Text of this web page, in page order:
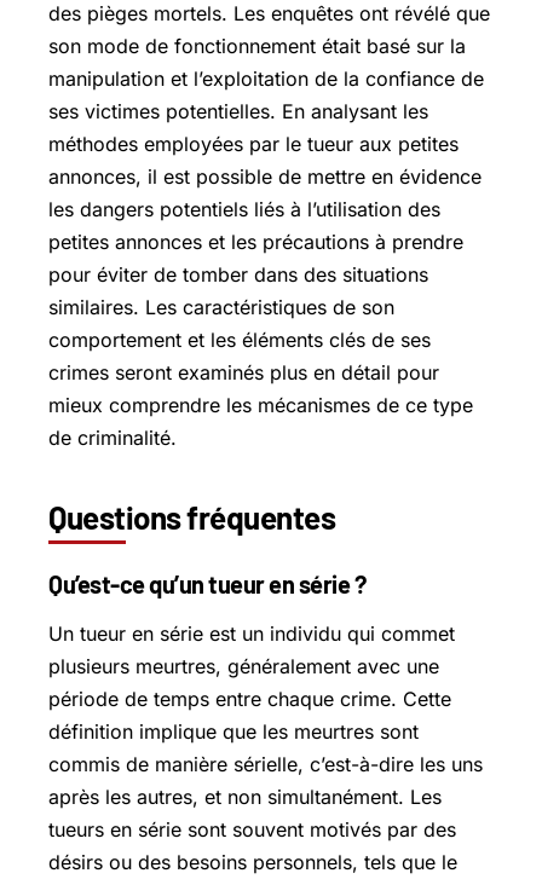
des pièges mortels. Les enquêtes ont révélé que
son mode de fonctionnement était basé sur la
manipulation et l’exploitation de la confiance de
ses victimes potentielles. En analysant les
méthodes employées par le tueur aux petites
annonces, il est possible de mettre en évidence
les dangers potentiels liés à l’utilisation des
petites annonces et les précautions à prendre
pour éviter de tomber dans des situations
similaires. Les caractéristiques de son
comportement et les éléments clés de ses
crimes seront examinés plus en détail pour
mieux comprendre les mécanismes de ce type
de criminalité.
Questions fréquentes
Qu’est-ce qu’un tueur en série ?
Un tueur en série est un individu qui commet
plusieurs meurtres, généralement avec une
période de temps entre chaque crime. Cette
définition implique que les meurtres sont
commis de manière sérielle, c’est-à-dire les uns
après les autres, et non simultanément. Les
tueurs en série sont souvent motivés par des
désirs ou des besoins personnels, tels que le